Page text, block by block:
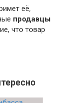
её,
продавцы
что товар